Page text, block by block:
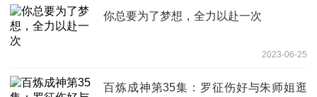
你总要为了梦想，全力以赴一次
2023-06-25
百炼成神第35集：罗征伤好与朱师姐逛